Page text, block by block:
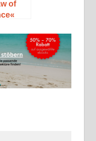
of